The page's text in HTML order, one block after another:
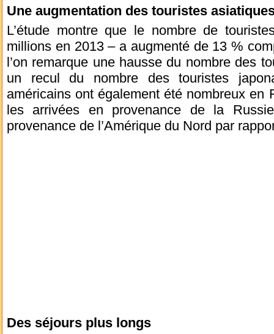
Une augmentation des touristes
L’étude montre que le nombre de
millions en 2013 – a augmenté de 13 %
l’on remarque une hausse du nombre des
un recul du nombre des touristes
américains ont également été nombreux en
les arrivées en provenance de la
provenance de l’Amérique du Nord par
Des séjours plus longs